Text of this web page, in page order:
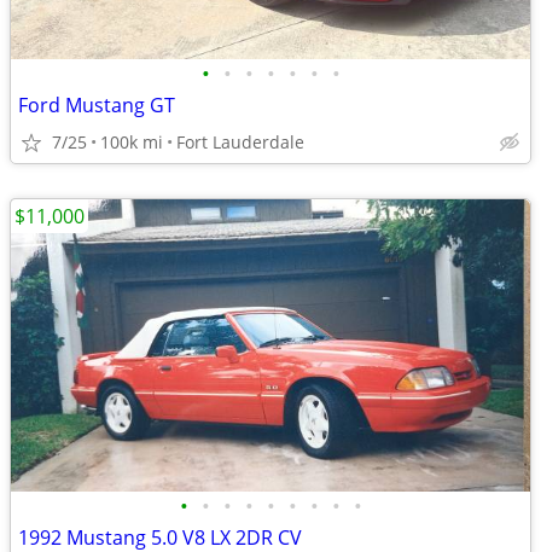
• • • • • • •
Ford Mustang GT
7/25 100k mi Fort Lauderdale
• • • • • • • • •
1992 Mustang 5.0 V8 LX 2DR CV
$11,000